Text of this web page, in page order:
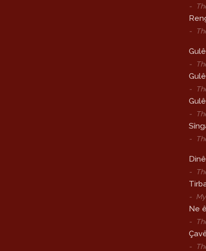
-
-
-
-
-
-
-
-
Ne
-
-